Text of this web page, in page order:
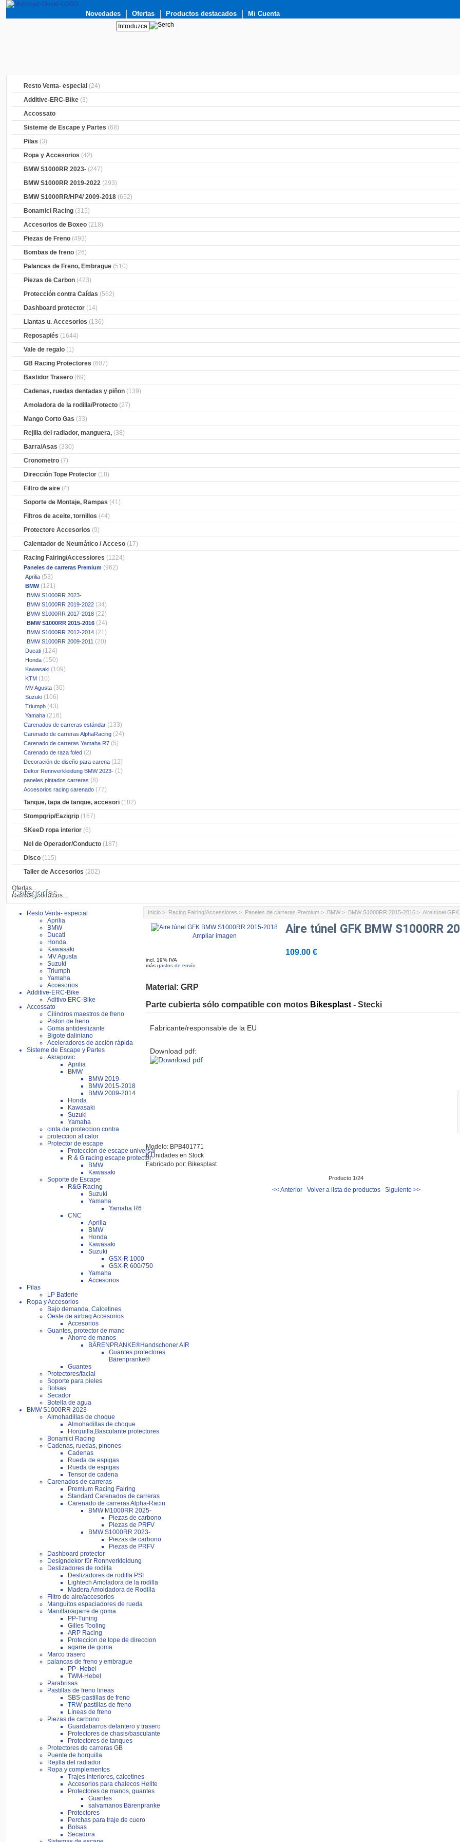
Novedades Ofertas Productos destacados Mi Cuenta
Resto Venta- especial (24)
Additive-ERC-Bike (3)
Accossato
Sisteme de Escape y Partes (68)
Pilas (3)
Ropa y Accesorios (42)
BMW S1000RR 2023- (247)
BMW S1000RR 2019-2022 (293)
BMW S1000RR/HP4/ 2009-2018 (652)
Bonamici Racing (315)
Accesorios de Boxeo (218)
Piezas de Freno (493)
Bombas de freno (26)
Palancas de Freno, Embrague (510)
Piezas de Carbon (423)
Protección contra Caídas (562)
Dashboard protector (14)
Llantas u. Accesorios (136)
Reposapiés (1644)
Vale de regalo (1)
GB Racing Protectores (607)
Bastidor Trasero (69)
Cadenas, ruedas dentadas y piñon (139)
Amoladora de la rodilla/Protecto (27)
Mango Corto Gas (33)
Rejilla del radiador, manguera, (38)
Barra/Asas (330)
Cronometro (7)
Dirección Tope Protector (18)
Filtro de aire (4)
Soporte de Montaje, Rampas (41)
Filtros de aceite, tornillos (44)
Protectore Accesorios (9)
Calentador de Neumático / Acceso (17)
Racing Fairing/Accessiores (1224)
Paneles de carreras Premium (962)
Aprilia (53)
BMW(121)
BMW S1000RR 2023-
BMW S1000RR 2019-2022 (34)
BMW S1000RR 2017-2018 (22)
BMW S1000RR 2015-2016 (24)
BMW S1000RR 2012-2014 (21)
BMW S1000RR 2009-2011 (20)
Ducati (124)
Honda (150)
Kawasaki (109)
KTM (10)
MV Agusta (30)
Suzuki (106)
Triumph (43)
Yamaha (216)
Carenados de carreras estándar (133)
Carenado de carreras AlphaRacing (24)
Carenado de carreras Yamaha R7 (5)
Carenado de raza foled (2)
Decoración de diseño para carena (12)
Dekor Rennverkleidung BMW 2023- (1)
paneles pintados carreras (8)
Accesorios racing carenado (77)
Tanque, tapa de tanque, accesori (182)
Stompgrip/Eazigrip (167)
SKeeD ropa interior (6)
Nel de Operador/Conducto (187)
Disco (115)
Taller de Accesorios (202)
Ofertas...
Nuevos productos...
Categorías
Resto Venta- especial
Aprilia
BMW
Ducati
Honda
Kawasaki
MV Agusta
Suzuki
Triumph
Yamaha
Accesorios
Additive-ERC-Bike
Aditivo ERC-Bike
Accossato
Cilindros maestros de freno
Piston de freno
Goma antideslizante
Bigote daliniano
Aceleradores de acción rápida
Sisteme de Escape y Partes
Akrapovic
Aprilia
BMW
BMW 2019-
BMW 2015-2018
BMW 2009-2014
Honda
Kawasaki
Suzuki
Yamaha
cinta de proteccion contra
proteccion al calor
Protector de escape
Protección de escape universal
R & G racing escape protector
BMW
Kawasaki
Soporte de Escape
R&G Racing
Suzuki
Yamaha
Yamaha R6
CNC
Aprilia
BMW
Honda
Kawasaki
Suzuki
GSX-R 1000
GSX-R 600/750
Yamaha
Accesorios
Pilas
LP Batterie
Ropa y Accesorios
Bajo demanda, Calcetines
Oeste de airbag Accesorios
Accesorios
Guantes, protector de mano
Ahorro de manos
BÄRENPRANKE®Handschoner AIR
Guantes protectores
Bärenpranke®
Guantes
Protectores/facial
Soporte para pieles
Bolsas
Secador
Botella de agua
BMW S1000RR 2023-
Almohadillas de choque
Almohadillas de choque
Horquilla,Basculante protectores
Bonamici Racing
Cadenas, ruedas, pinones
Cadenas
Rueda de espigas
Rueda de espigas
Tensor de cadena
Carenados de carreras
Premium Racing Fairing
Standard Carenados de carreras
Carenado de carreras Alpha-Racin
BMW M1000RR 2025-
Piezas de carbono
Piezas de PRFV
BMW S1000RR 2023-
Piezas de carbono
Piezas de PRFV
Dashboard protector
Designdekor für Rennverkleidung
Deslizadores de rodilla
Deslizadores de rodilla PSI
Lightech Amoladora de la rodilla
Madera Amoldadora de Rodilla
Filtro de aire/accesorios
Manguitos espaciadores de rueda
Manillar/agarre de goma
PP-Tuning
Gilles Tooling
ARP Racing
Proteccion de tope de direccion
agarre de goma
Marco trasero
palancas de freno y embrague
PP- Hebel
TWM-Hebel
Parabrisas
Pastillas de freno lineas
SBS-pastillas de freno
TRW-pastillas de freno
Líneas de freno
Piezas de carbono
Guardabarros delantero y trasero
Protectores de chasis/basculante
Protectores de tanques
Protectores de carreras GB
Puente de horquilla
Rejilla del radiador
Ropa y complementos
Trajes interiores, calcetines
Accesorios para chalecos Helite
Protectores de manos, guantes
Guantes
salvamanos Bärenpranke
Protectores
Perchas para traje de cuero
Bolsas
Secadora
Inicio > Racing Fairing/Accessiores > Paneles de carreras Premium > BMW > BMW S1000RR 2015-2016 > Aire túnel GFK
Ampliar imagen Aire túnel GFK BMW S1000RR
109.00 €
incl. 19% IVA
másgastos de envío
Material: GRP
Parte cubierta sólo compatible con motos Bikesplast - Stecki
Fabricante/responsable de la EU
Download pdf:
Modelo: BPB401771
6 Unidades en Stock
Fabricado por: Bikesplast
Producto 1/24
<< Anterior Volver a lista de productos Siguiente >>